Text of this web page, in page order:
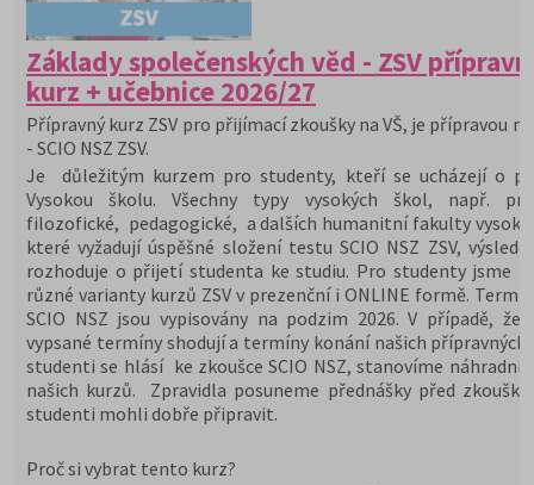
Základy společenských věd - ZSV
kurz + učebnice 2026/27
Přípravný kurz ZSV pro přijímací zkoušky na VŠ, je přípravou
- SCIO NSZ ZSV.
Je důležitým kurzem pro studenty, kteří se ucházejí o
Vysokou školu. Všechny typy vysokých škol, např.
filozofické, pedagogické, a dalších humanitní fakulty
které vyžadují úspěšné složení testu SCIO NSZ ZSV,
rozhoduje o přijetí studenta ke studiu. Pro studenty jsme
různé varianty kurzů ZSV v prezenční i ONLINE formě.
SCIO NSZ jsou vypisovány na podzim 2026. V případě,
vypsané termíny shodují a termíny konání našich přípravných
studenti se hlásí ke zkoušce SCIO NSZ, stanovíme náhradní
našich kurzů. Zpravidla posuneme přednášky před
studenti mohli dobře připravit.
Proč si vybrat tento kurz?